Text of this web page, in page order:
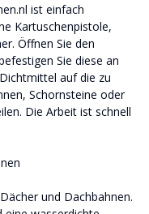
ist einfach
Kartuschenpistole,
Öffnen Sie den
Sie diese an
auf die zu
Schornsteine ​​oder
Die Arbeit ist schnell
und Dachbahnen.